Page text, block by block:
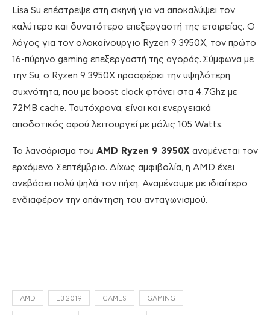
Lisa Su επέστρεψε στη σκηνή για να αποκαλύψει τον
καλύτερο και δυνατότερο επεξεργαστή της εταιρείας. Ο
λόγος για τον ολοκαίνουργιο Ryzen 9 3950X, τον πρώτο
16-πύρηνο gaming επεξεργαστή της αγοράς. Σύμφωνα με
την Su, ο Ryzen 9 3950X προσφέρει την υψηλότερη
συχνότητα, που με boost clock φτάνει στα 4.7Ghz με
72MB cache. Ταυτόχρονα, είναι και ενεργειακά
αποδοτικός αφού λειτουργεί με μόλις 105 Watts.
Το λανσάρισμα του AMD Ryzen 9 3950X αναμένεται τον
ερχόμενο Σεπτέμβριο. Δίχως αμφιβολία, η AMD έχει
ανεβάσει πολύ ψηλά τον πήχη. Αναμένουμε με ιδιαίτερο
ενδιαφέρον την απάντηση του ανταγωνισμού.
AMD E3 2019 GAMES GAMING